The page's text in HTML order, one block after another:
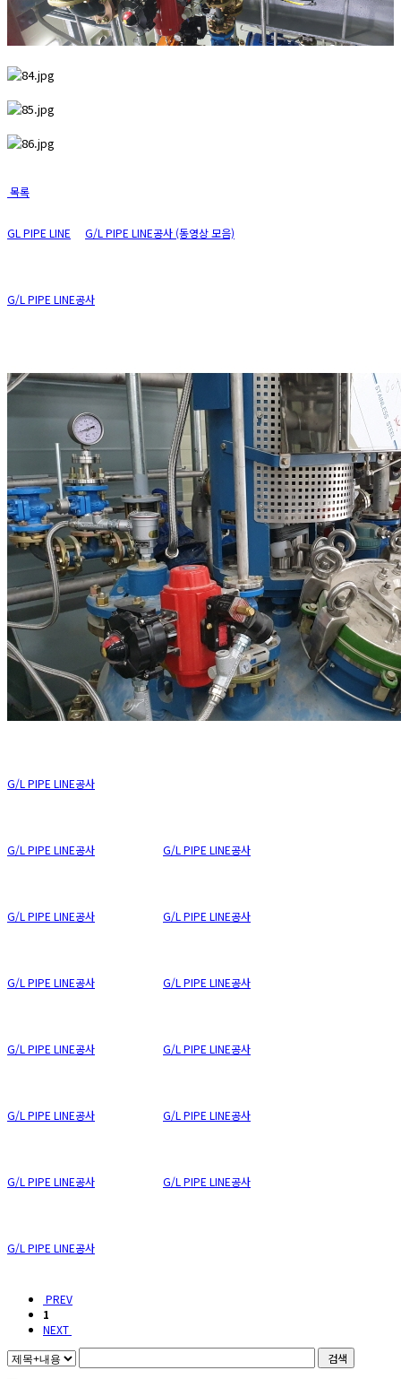
목록
GL PIPE LINE G/L PIPE LINE공사 (동영상 모음)
G/L PIPE LINE공사
G/L PIPE LINE공사
G/L PIPE LINE공사 G/L PIPE LINE공사
G/L PIPE LINE공사 G/L PIPE LINE공사
G/L PIPE LINE공사 G/L PIPE LINE공사
G/L PIPE LINE공사 G/L PIPE LINE공사
G/L PIPE LINE공사 G/L PIPE LINE공사
G/L PIPE LINE공사 G/L PIPE LINE공사
G/L PIPE LINE공사
PREV
1
NEXT
검색